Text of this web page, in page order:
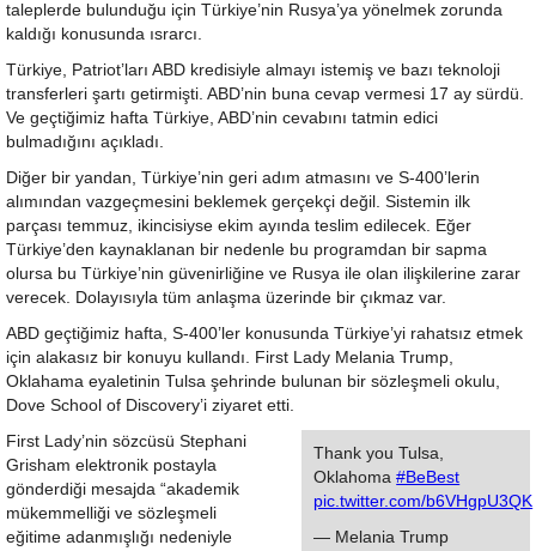
taleplerde bulunduğu için Türkiye’nin Rusya’ya yönelmek zorunda
kaldığı konusunda ısrarcı.
Türkiye, Patriot’ları ABD kredisiyle almayı istemiş ve bazı teknoloji
transferleri şartı getirmişti. ABD’nin buna cevap vermesi 17 ay sürdü.
Ve geçtiğimiz hafta Türkiye, ABD’nin cevabını tatmin edici
bulmadığını açıkladı.
Diğer bir yandan, Türkiye’nin geri adım atmasını ve S-400’lerin
alımından vazgeçmesini beklemek gerçekçi değil. Sistemin ilk
parçası temmuz, ikincisiyse ekim ayında teslim edilecek. Eğer
Türkiye’den kaynaklanan bir nedenle bu programdan bir sapma
olursa bu Türkiye’nin güvenirliğine ve Rusya ile olan ilişkilerine zarar
verecek. Dolayısıyla tüm anlaşma üzerinde bir çıkmaz var.
ABD geçtiğimiz hafta, S-400’ler konusunda Türkiye’yi rahatsız etmek
için alakasız bir konuyu kullandı. First Lady Melania Trump,
Oklahama eyaletinin Tulsa şehrinde bulunan bir sözleşmeli okulu,
Dove School of Discovery’i ziyaret etti.
Thank you Tulsa,
Oklahoma#BeBest
pic.twitter.com/b6VHgpU3QK
— Melania Trump
First Lady’nin sözcüsü Stephani
Grisham elektronik postayla
gönderdiği mesajda “akademik
mükemmelliği ve sözleşmeli
eğitime adanmışlığı nedeniyle